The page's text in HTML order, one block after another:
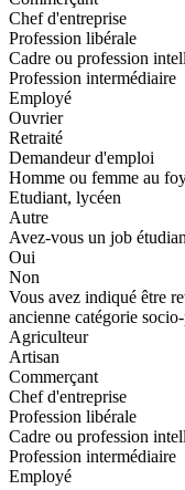
Chef d'entreprise
Profession libérale
Cadre ou profession
Profession intermédiaire
Employé
Ouvrier
Retraité
Demandeur d'emploi
Homme ou femme au
Etudiant, lycéen
Autre
Avez-vous un job
Oui
Non
Vous avez indiqué être
ancienne catégorie
Agriculteur
Artisan
Commerçant
Chef d'entreprise
Profession libérale
Cadre ou profession
Profession intermédiaire
Employé